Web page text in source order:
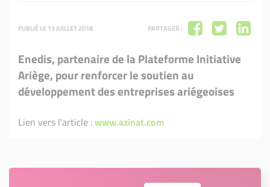
PUBLIÉ LE 13 JUILLET 2018 PARTAGER :
Enedis, partenaire de la Plateforme Initiative
Ariège, pour renforcer le soutien au
développement des entreprises ariégeoises
Lien vers l'article :www.azinat.com